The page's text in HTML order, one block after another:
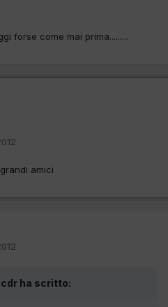
forse come mai prima.........
amici
cdr ha scritto: